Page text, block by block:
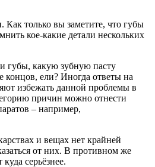
Как только вы заметите, что губы
кое-какие детали нескольких
губы, какую зубную пасту
концов, ели? Иногда ответы на
избежать данной проблемы в
причин можно отнести
– например,
и вещах нет крайней
от них. В противном же
серьёзнее.